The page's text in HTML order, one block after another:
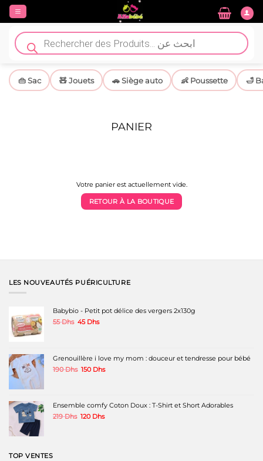
Passer
contenu
Recherche
de
produits
👜 Sac 🧸 Jouets 🚗 Siège auto 👶 Poussette 🛁
PANIER
Votre panier est actuellement vide.
RETOUR À LA BOUTIQUE
LES NOUVEAUTÉS PUÉRICULTURE
Babybio - Petit pot délice des vergers 2x130g
55Dhs Le
55 Dhs.
45 DhsLe
45 Dhs.
Grenouillère i love my mom : douceur et tendresse pour bébé
190Dhs Le
190 Dhs.
150 DhsLe
150 Dhs.
Ensemble comfy Coton Doux : T-Shirt et Short Adorables
219Dhs Le
120 DhsLe
TOP VENTES